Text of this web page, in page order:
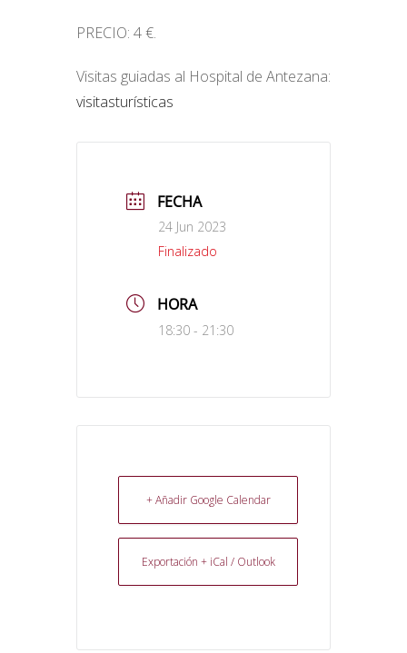
PRECIO: 4 €.
Visitas guiadas al Hospital de Antezana:
visitasturísticas
FECHA
24 Jun 2023
Finalizado
HORA
18:30 - 21:30
+ Añadir Google Calendar
Exportación + iCal / Outlook